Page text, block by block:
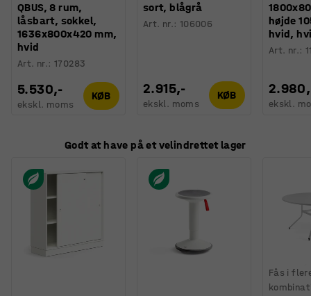
QBUS, 8 rum,
låsbart, sokkel,
1636x800x420 mm,
hvid
Art. nr.:170283
5.530,-
ekskl. moms
KØB
sort, blågrå
Art. nr.: 106006
2.915,-
ekskl. moms
KØB
højde
hvid,
Art. nr.:
ekskl.
Godt at have på et velindrettet lager
Fås i